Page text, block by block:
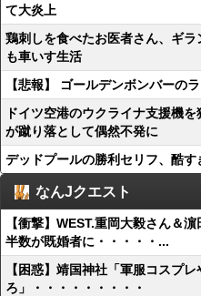
て大炎上
鶏刺しを食べたお医者さん、ギ
も車いす生活
【悲報】 ゴールデンボンバーの
ドイツ空港のウクライナ支援機
が蹴り落として偶然不発に
デッドプールの勝利セリフ、酷
なんJクエスト
【衝撃】WEST.重岡大毅さん＆
半数が既婚者に・・・・・...
【困惑】靖国神社「軍服コスプ
ろ」・・・・・・・・・